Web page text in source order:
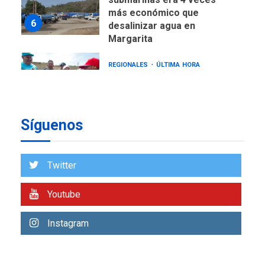
6
más económico que
desalinizar agua en
Margarita
REGIONALES ÚLTIMA HORA
1
estados afectados por los
Síguenos
Twitter
Youtube
Instagram